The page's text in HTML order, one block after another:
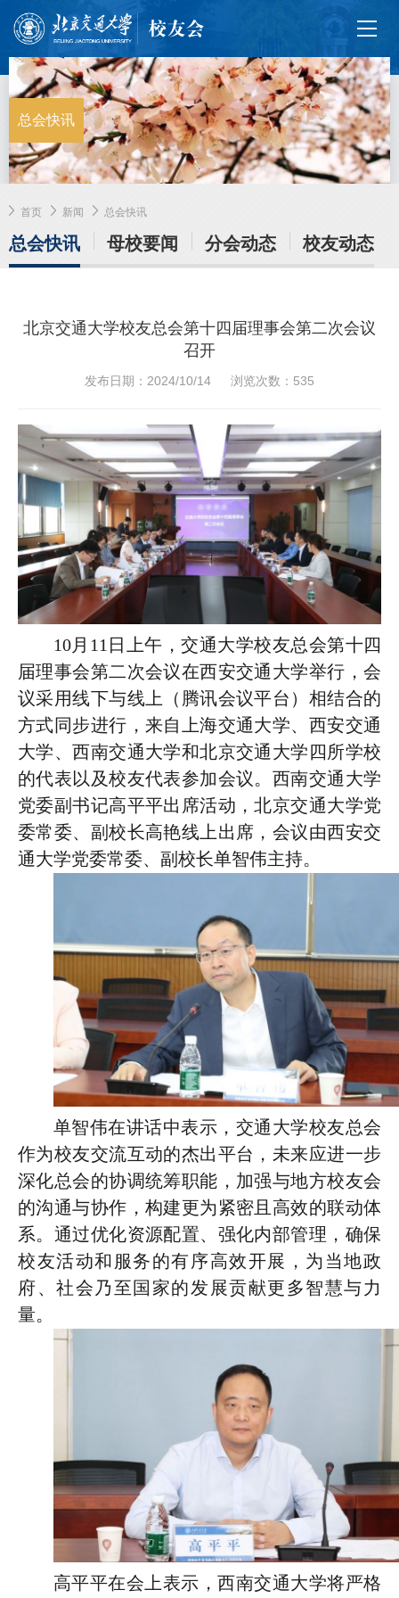
总会快讯
首页 新闻 总会快讯
总会快讯 母校要闻 分会动态 校友动态
北京交通大学校友总会第十四届理事会第二次会议
召开
发布日期：2024/10/14 浏览次数： 535
10月11日上午，交通大学校友总会第十四
届理事会第二次会议在西安交通大学举行，会
议采用线下与线上（腾讯会议平台）相结合的
方式同步进行，来自上海交通大学、西安交通
大学、西南交通大学和北京交通大学四所学校
的代表以及校友代表参加会议。 西南交通大学
党委副书记高平平出席活动 ，北京交通大学党
委常委、副校长高艳线上出席 ， 会议由西安交
通大学党委常委、副校长单智伟主持。
单智伟在讲话中表示，交通大学校友总会
作为校友交流互动的杰出平台，未来应进一步
深化总会的协调统筹职能，加强与地方校友会
的沟通与协作，构建更为紧密且高效的联动体
系。通过优化资源配置、强化内部管理，确保
校友活动和服务的有序高效开展，为当地政
府、社会乃至国家的发展贡献更多智慧与力
量。
高平平在会上表示，西南交通大学将严格